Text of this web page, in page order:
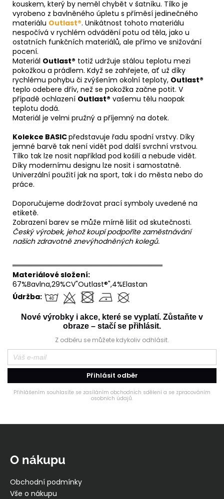
kouskem, který by neměl chybět v šatníku. Tílko je
vyrobeno z bavlněného úpletu s příměsí jedinečného
materiálu Outlast®. Unikátnost tohoto materiálu
nespočívá v rychlém odvádění potu od těla, jako u
ostatních funkčních materiálů, ale přímo ve snižování
pocení.
Materiál Outlast® totiž udržuje stálou teplotu mezi
pokožkou a prádlem. Když se zahřejete, ať už díky
rychlému pohybu či zvýšením okolní teploty, Outlast®
teplo odebere dřív, než se pokožka začne potit. V
případě ochlazení Outlast® vašemu tělu naopak
teplotu dodá.
Materiál je velmi pružný a příjemný na dotek.
Kolekce BASICpředstavuje řadu spodní vrstvy. Díky
jemné barvě tak není vidět pod další svrchní vrstvou.
Tílko tak lze nosit například pod košilí a nebude vidět.
Díky modernímu designu lze nosit i samostatně.
Univerzální použití jak na sport, tak i do města nebo do
práce.
Doporučujeme dodržovat prací symboly uvedené na
etiketě.
Zobrazení barev se může mírně lišit od skutečnosti.
Český výrobek, jehož koupí podpoříte zaměstnávání
našich zdravotně znevýhodněných kolegů.
══════════════════════════════
Materiálové složení:
67%Bavlna,29%CV"Outlast®",4%Elastan
Údržba:
Nové výrobky i akce, které se vyplatí. Zůstaňte v
obraze – stačí se přihlásit.
Z odběru se můžete kdykoliv odhlásit.
Přihlásit odběr
Přihlášením souhlasíte se zasíláním obchodních sdělení a se zpracováním
osobních údajů.
O nákupu
Obchodní podmínky
Vše o nákupu